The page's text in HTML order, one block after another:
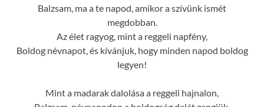
Balzsam, ma a te napod, amikor a szívünk ismét
megdobban.
Az élet ragyog, mint a reggeli napfény,
Boldog névnapot, és kívánjuk, hogy minden napod boldog
legyen!
Mint a madarak dalolása a reggeli hajnalon,